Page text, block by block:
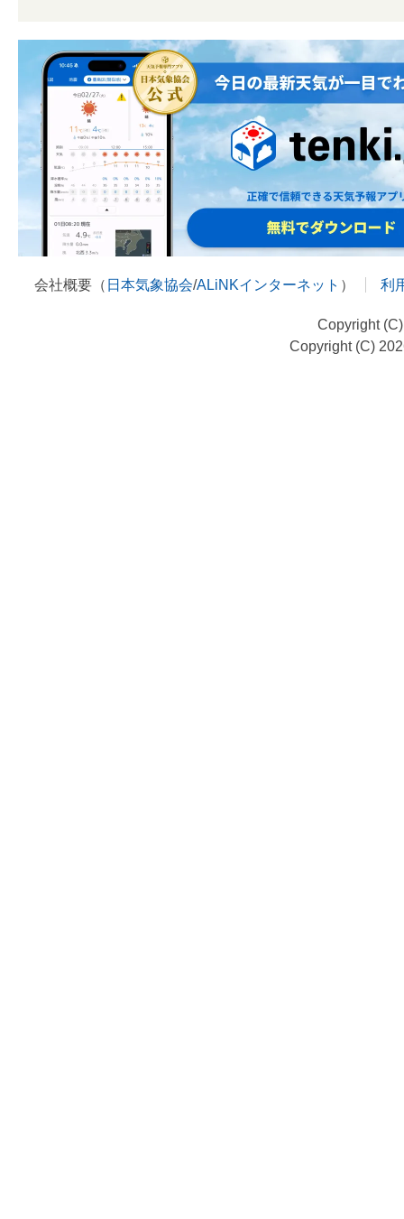
会社概要（ 日本気象協会/ALiNKインターネット ） 利
Copyright
Copyright (C)